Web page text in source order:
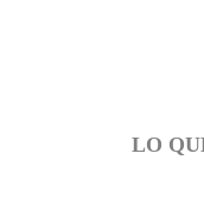
LO